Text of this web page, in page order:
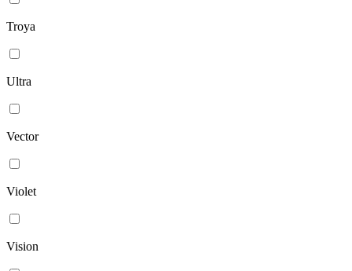
Troya
Ultra
Vector
Violet
Vision